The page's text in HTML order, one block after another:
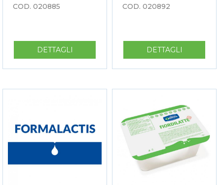
020885
DETTAGLI
LS
FIORDILATTE
TAGLIO
020892
DETTAGLI
LS
MONTI
THIN
CUT
3KG